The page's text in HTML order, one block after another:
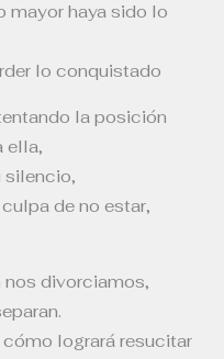
mayor haya sido lo
lo conquistado
la posición
ella,
silencio,
de no estar,
divorciamos,
logrará resucitar